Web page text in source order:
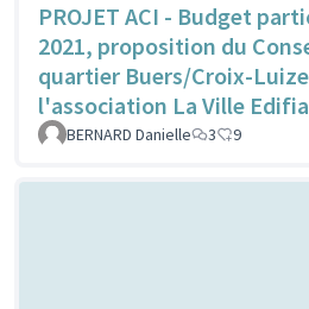
PROJET ACI - Budget
2021, proposition du
quartier Buers/Croix-
l'association La Ville
BERNARD Danielle 3 9